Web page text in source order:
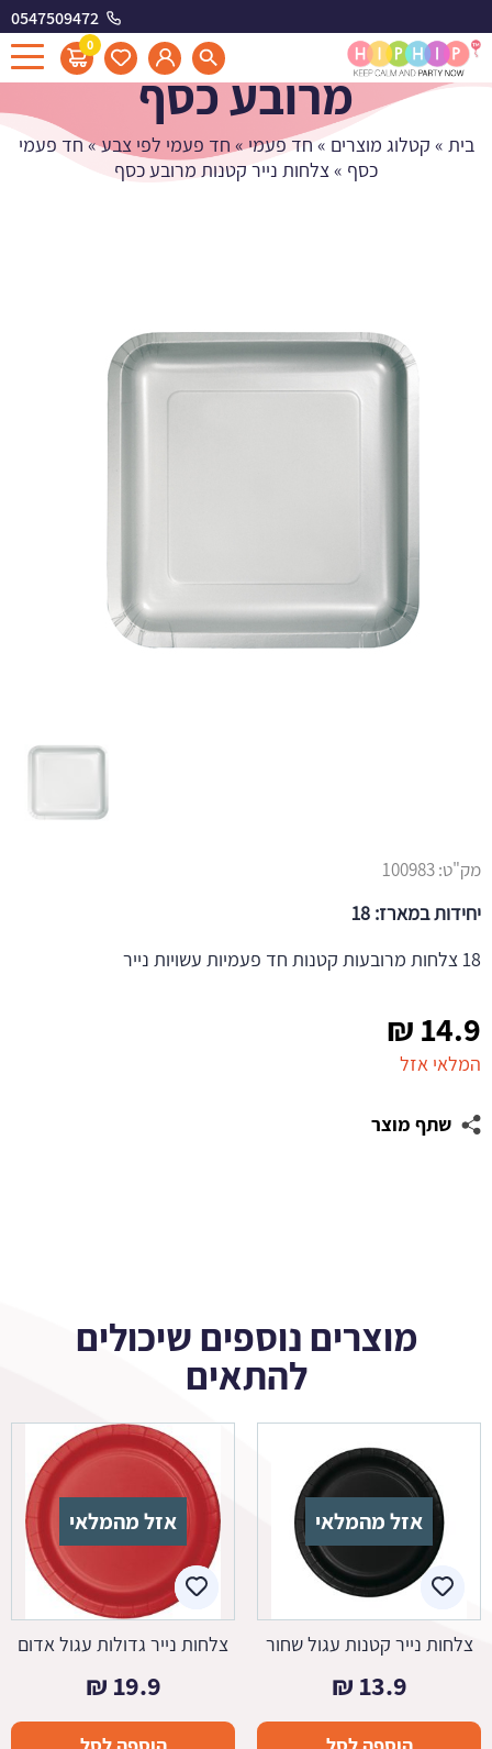
0547509472
0
צלחות נייר קטנות
מרובע כסף
בית » קטלוג מוצרים » חד פעמי» חד פעמי לפי צבע»חד פעמי
כסף »צלחות נייר קטנות מרובע כסף
14.9
₪
המלאי אזל
שתף מוצר
מק"ט:100983
יחידות במארז: 18
18 צלחות מרובעות קטנות חד פעמיות עשויות נייר
מוצרים נוספים שיכולים
להתאים
אזל מהמלאי
צלחות נייר קטנות עגול שחור
13.9
₪
אזל מהמלאי
צלחות נייר גדולות עגול אדום
19.9
₪